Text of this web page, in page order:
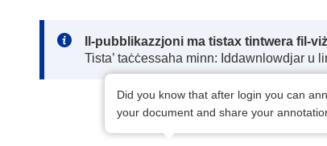
Note:
Il-pubblikazzjoni ma tistax tintwera fil-
Tista’ taċċessaha minn: Iddawnlowdjar u
Did you know that after login you can
your document and share your